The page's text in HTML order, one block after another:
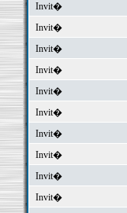
Invit�
Invit�
Invit�
Invit�
Invit�
Invit�
Invit�
Invit�
Invit�
Invit�